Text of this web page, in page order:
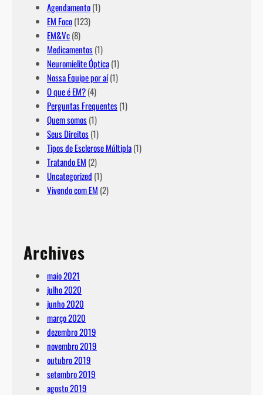
Agendamento(1)
EM Foco(123)
EM&Vc(8)
Medicamentos(1)
Neuromielite Óptica(1)
Nossa Equipe por aí(1)
O que é EM?(4)
Perguntas Frequentes(1)
Quem somos(1)
Seus Direitos(1)
Tipos de Esclerose Múltipla(1)
Tratando EM (2)
Uncategorized (1)
Vivendo com EM (2)
Archives
maio 2021
julho 2020
junho 2020
março 2020
dezembro 2019
novembro 2019
outubro 2019
setembro 2019
agosto 2019